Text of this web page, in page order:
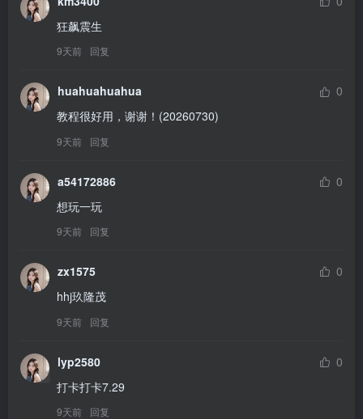
狂飙震生
9天前 回复
huahuahuahua
0
教程很好用，谢谢！(20260730)
9天前 回复
a54172886
0
想玩一玩
9天前 回复
zx1575
0
hhj玖隆茂
9天前 回复
lyp2580
0
打卡打卡7.29
9天前 回复